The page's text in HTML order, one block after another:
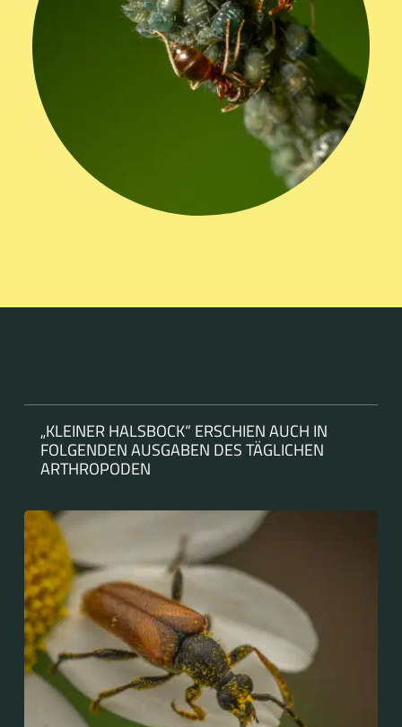
„KLEINER HALSBOCK“ ERSCHIEN AUCH IN
FOLGENDEN AUSGABEN DES TÄGLICHEN
ARTHROPODEN